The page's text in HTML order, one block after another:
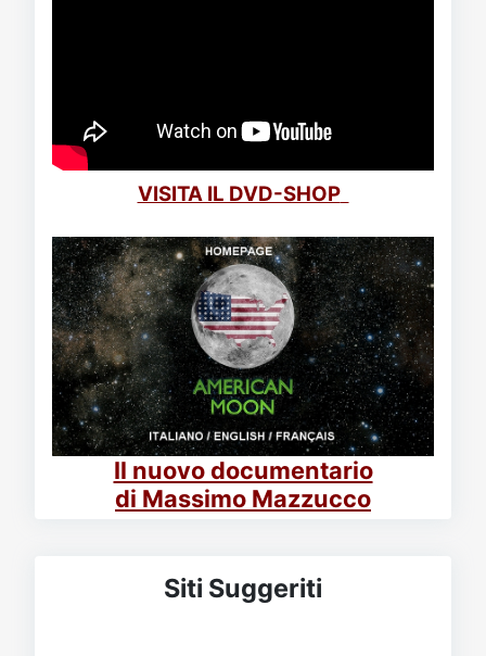
VISITA IL DVD-SHOP
Il nuovo documentario
di Massimo Mazzucco
Siti Suggeriti